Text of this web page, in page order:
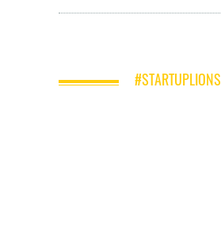
#STARTUPLIONS